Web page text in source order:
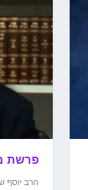
פרשת
הרב יוסף